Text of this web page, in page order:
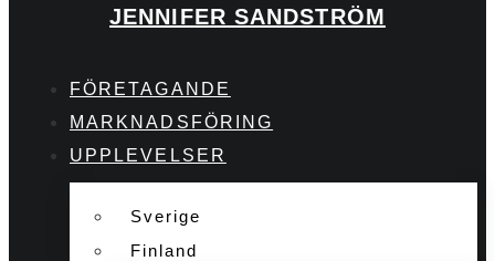
JENNIFER SANDSTRÖM
FÖRETAGANDE
MARKNADSFÖRING
UPPLEVELSER
Sverige
Finland